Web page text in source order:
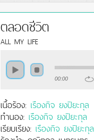
ตลอดชีวิต
ALL MY LIFE
00:00
เนื้อร้อง:เรืองกิจ ยงปิยะกุล
ทำนอง:เรืองกิจ ยงปิยะกุล
เรียบเรียง:เรืองกิจ ยงปิยะกุล